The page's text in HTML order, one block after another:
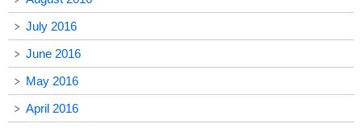
July 2016
June 2016
May 2016
April 2016